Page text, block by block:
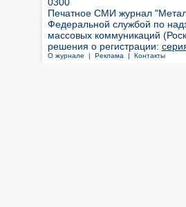
Печатное СМИ журнал
Федеральной службой по
массовых коммуникаций
решения о регистрации:
О журнале | Реклама | Контакты